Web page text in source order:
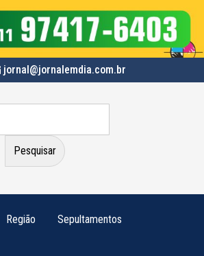
jornal@jornalemdia.com.br
Região Sepultamentos